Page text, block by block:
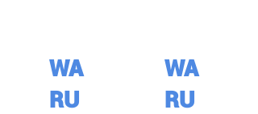
WA
RU
WA
RU